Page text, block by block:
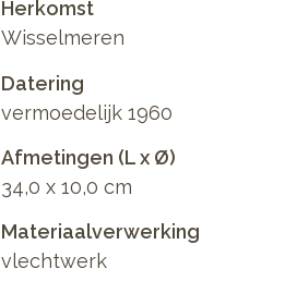
Herkomst
Wisselmeren
Datering
vermoedelijk 1960
Afmetingen (L x Ø)
34,0 x 10,0 cm
Materiaalverwerking
vlechtwerk